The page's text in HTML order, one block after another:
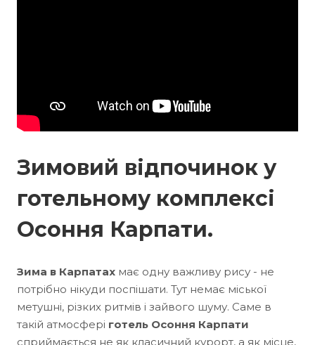
Зимовий відпочинок у
готельному комплексі
Осоння Карпати.
Зима в Карпатах має одну важливу рису - не
потрібно нікуди поспішати. Тут немає міської
метушні, різких ритмів і зайвого шуму. Саме в
такій атмосфері готель Осоння Карпати
сприймається не як класичний курорт, а як місце,